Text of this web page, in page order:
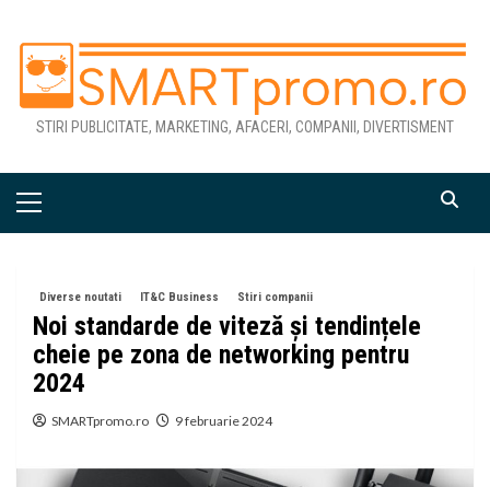
content
STIRI PUBLICITATE, MARKETING, AFACERI, COMPANII, DIVERTISMENT
Primary
Diverse noutati IT&C Business Stiri companii
Noi standarde de viteză și tendințele
cheie pe zona de networking pentru
2024
SMARTpromo.ro 9 februarie 2024